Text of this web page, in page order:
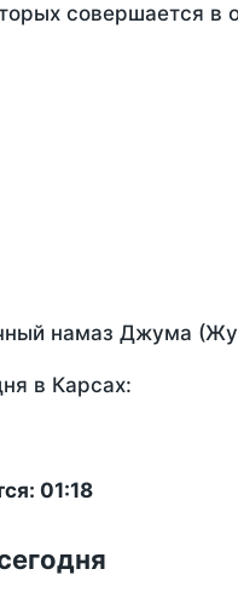
совершается
намаз Джума
в Карсах:
01:18